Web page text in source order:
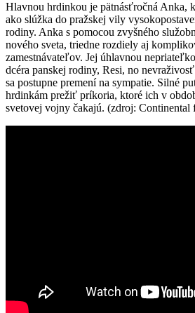
Hlavnou hrdinkou je pätnásťročná Anka,
ako slúžka do pražskej vily
rodiny. Anka s pomocou zvyšného
nového sveta, triedne rozdiely aj
zamestnávateľov. Jej úhlavnou
dcéra panskej rodiny, Resi, no
sa postupne premení na sympatie. Silné
hrdinkám prežiť príkoria, ktoré ich v
svetovej vojny čakajú. (zdroj: Continental